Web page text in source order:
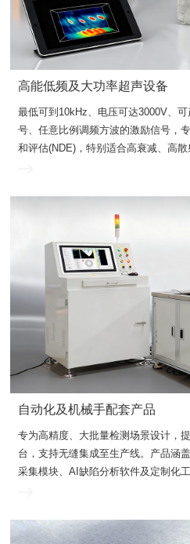
高能低频及大功率超声设备
自动化及机械手配套产品